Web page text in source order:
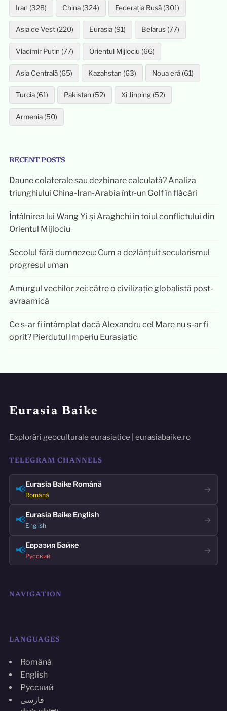
Iran (328) China (324) Federația Rusă (301)
Asia de Vest (220) Eurasia (91) Belarus (77)
Vladimir Putin (77) Orientul Mijlociu (66)
Asia Centrală (65) Kazahstan (63) Noua eră (61)
Turcia (61) Pakistan (52) Xi Jinping (52)
Armenia (50)
RECENT POSTS
Daune colaterale sau dezbinare calculată? Analiza
triunghiului China-Iran-Arabia într-un Golf în flăcări
Întâlnirea lui Wang Yi și Araghchi în toiul conflictului din
Orientul Mijlociu
Secolul fără dumnezeu: Cum a dezlănțuit secularismul
progresul uman
Amurgul vechilor zei: către o civilizație globalistă post-
avraamică
Ce s-ar fi întâmplat dacă Alexandru cel Mare nu s-ar fi
oprit? Pierdutul Imperiu Eurasiatic
Eurasia Baike
Explorări geoculturale eurasiatice | eurasiabaike.ro
TELEGRAM CHANNELS
📢Eurasia Baike Română
Română
→
📢Eurasia Baike English
English
→
📢Евразия Байке
Русский
→
NAVIGATION
LANGUAGES
Română
English
Русский
فارسی